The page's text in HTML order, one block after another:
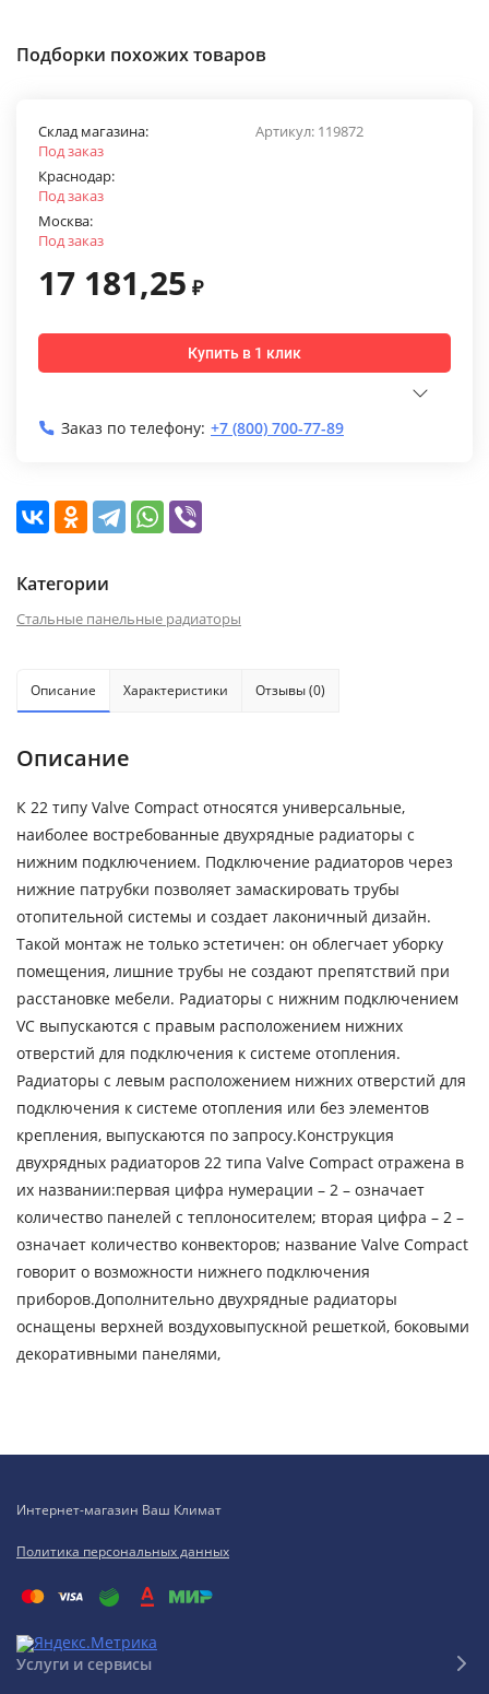
Подборки похожих товаров
Артикул: 119872
Склад магазина:
Под заказ
Краснодар:
Под заказ
Москва:
Под заказ
17 181,25 ₽
Купить в 1 клик
Заказ по телефону: +7 (800) 700-77-89
Категории
Стальные панельные радиаторы
Описание Характеристики Отзывы (0)
Описание
К 22 типу Valve Compact относятся универсальные,
наиболее востребованные двухрядные радиаторы с
нижним подключением. Подключение радиаторов через
нижние патрубки позволяет замаскировать трубы
отопительной системы и создает лаконичный дизайн.
Такой монтаж не только эстетичен: он облегчает уборку
помещения, лишние трубы не создают препятствий при
расстановке мебели. Радиаторы с нижним подключением
VC выпускаются с правым расположением нижних
отверстий для подключения к системе отопления.
Радиаторы с левым расположением нижних отверстий для
подключения к системе отопления или без элементов
крепления, выпускаются по запросу.Конструкция
двухрядных радиаторов 22 типа Valve Compact отражена в
их названии:первая цифра нумерации – 2 – означает
количество панелей с теплоносителем; вторая цифра – 2 –
означает количество конвекторов; название Valve Compact
говорит о возможности нижнего подключения
приборов.Дополнительно двухрядные радиаторы
оснащены верхней воздуховыпускной решеткой, боковыми
декоративными панелями,
Интернет-магазин Ваш Климат
Политика персональных данных
Услуги и сервисы